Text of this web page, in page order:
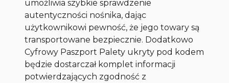
umożliwia szybkie sprawdzenie
autentyczności nośnika, dając
użytkownikowi pewność, że jego towary są
transportowane bezpiecznie. Dodatkowo
Cyfrowy Paszport Palety ukryty pod kodem
będzie dostarczał komplet informacji
potwierdzających zgodność z